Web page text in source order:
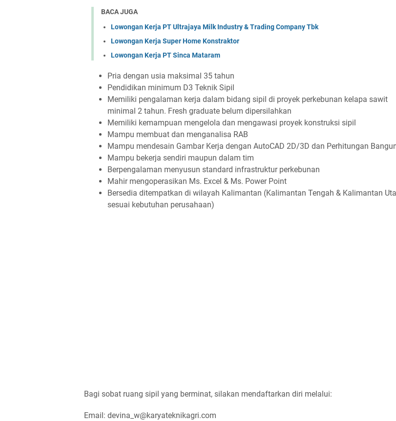
BACA JUGA
Lowongan Kerja PT Ultrajaya Milk Industry & Trading Company Tbk
Lowongan Kerja Super Home Konstraktor
Lowongan Kerja PT Sinca Mataram
Pria dengan usia maksimal 35 tahun
Pendidikan minimum D3 Teknik Sipil
Memiliki pengalaman kerja dalam bidang sipil di proyek perkebunan kelapa sawit
minimal 2 tahun. Fresh graduate belum dipersilahkan
Memiliki kemampuan mengelola dan mengawasi proyek konstruksi sipil
Mampu membuat dan menganalisa RAB
Mampu mendesain Gambar Kerja dengan AutoCAD 2D/3D dan Perhitungan
Mampu bekerja sendiri maupun dalam tim
Berpengalaman menyusun standard infrastruktur perkebunan
Mahir mengoperasikan Ms. Excel & Ms. Power Point
Bersedia ditempatkan di wilayah Kalimantan (Kalimantan Tengah & Kalimantan
sesuai kebutuhan perusahaan)
Bagi sobat ruang sipil yang berminat, silakan mendaftarkan diri melalui:
Email: devina_w@karyateknikagri.com